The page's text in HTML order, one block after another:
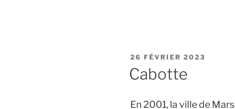
PUBLIÉ
LE
26 FÉVRIER 2023
Cabotte
En 2001, la ville de